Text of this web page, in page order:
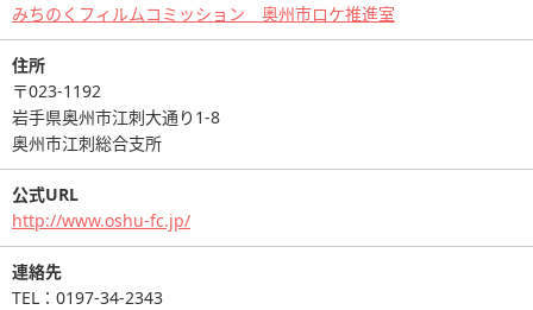
みちのくフィルムコミッション 奥州市ロケ推進室
住所
〒023-1192
岩手県奥州市江刺大通り1-8
奥州市江刺総合支所
公式URL
http://www.oshu-fc.jp/
連絡先
TEL：0197-34-2343